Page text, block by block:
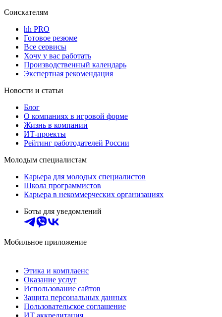
Соискателям
hh PRO
Готовое резюме
Все сервисы
Хочу у вас работать
Производственный календарь
Экспертная рекомендация
Новости и статьи
Блог
О компаниях в игровой форме
Жизнь в компании
ИТ-проекты
Рейтинг работодателей России
Молодым специалистам
Карьера для молодых специалистов
Школа программистов
Карьера в некоммерческих организациях
Боты для уведомлений
Мобильное приложение
Этика и комплаенс
Оказание услуг
Использование сайтов
Защита персональных данных
Пользовательское соглашение
ИТ аккредитация